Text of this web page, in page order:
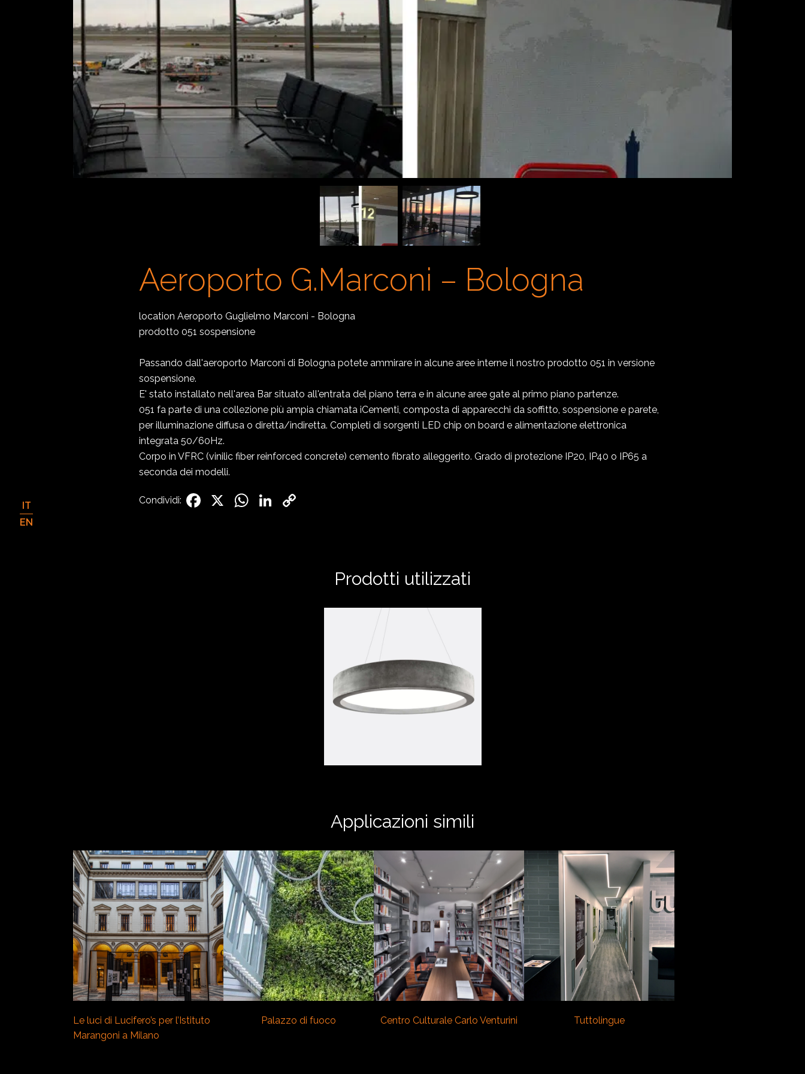
IT
EN
Aeroporto G.Marconi – Bologna
location Aeroporto Guglielmo Marconi - Bologna
prodotto 051 sospensione
Passando dall'aeroporto Marconi di Bologna potete ammirare in alcune aree interne il nostro prodotto 051 in versione
sospensione.
E' stato installato nell'area Bar situato all'entrata del piano terra e in alcune aree gate al primo piano partenze.
051 fa parte di una collezione più ampia chiamata iCementi, composta di apparecchi da soffitto, sospensione e parete,
per illuminazione diffusa o diretta/indiretta. Completi di sorgenti LED chip on board e alimentazione elettronica
integrata 50/60Hz.
Corpo in VFRC (vinilic fiber reinforced concrete) cemento fibrato alleggerito. Grado di protezione IP20, IP40 o IP65 a
seconda dei modelli.
Condividi: Facebook
X WhatsApp
LinkedIn
Prodotti utilizzati
Applicazioni simili
VEDI
Le luci di Lucifero’s per l’Istituto
Marangoni a Milano
VEDI
Palazzo di fuoco
VEDI
Centro Culturale Carlo Venturini
VEDI
Tuttolingue